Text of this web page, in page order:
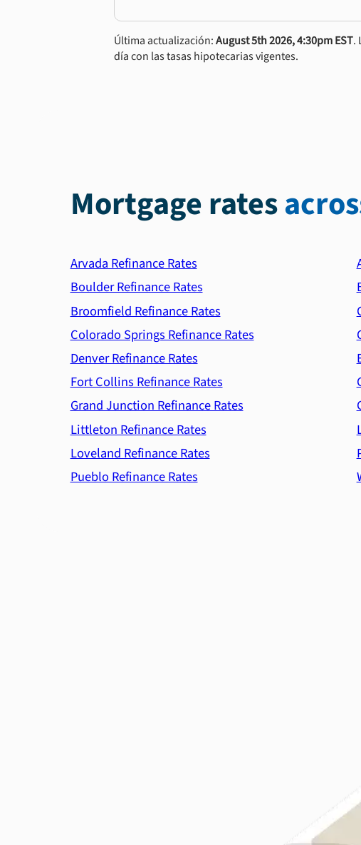
Última actualización:August 5th 2026, 4:30pm EST.
día con las tasas hipotecarias vigentes.
Mortgage rates
Arvada Refinance Rates
Boulder Refinance Rates
Broomfield Refinance Rates
Colorado Springs Refinance Rates
Denver Refinance Rates
Fort Collins Refinance Rates
Grand Junction Refinance Rates
Littleton Refinance Rates
Loveland Refinance Rates
Pueblo Refinance Rates